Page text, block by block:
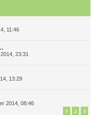
11:46
23:31
13:29
2014, 08:46
1 2 3